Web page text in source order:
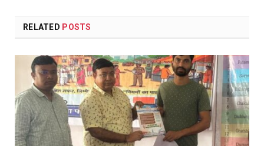
RELATED POSTS